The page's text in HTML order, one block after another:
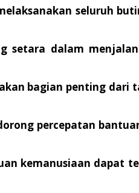
seluruh
setara dalam
bagian penting
percepatan
kemanusiaan dapat